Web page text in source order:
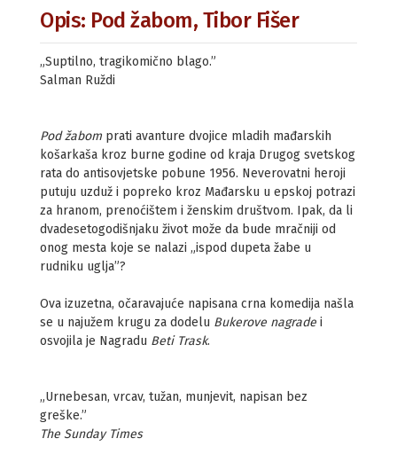
Opis: Pod žabom, Tibor Fišer
„Suptilno, tragikomično blago.”
Salman Ruždi
Pod žabom prati avanture dvojice mladih mađarskih
košarkaša kroz burne godine od kraja Drugog svetskog
rata do antisovjetske pobune 1956. Neverovatni heroji
putuju uzduž i popreko kroz Mađarsku u epskoj potrazi
za hranom, prenoćištem i ženskim društvom. Ipak, da li
dvadesetogodišnjaku život može da bude mračniji od
onog mesta koje se nalazi „ispod dupeta žabe u
rudniku uglja”?
Ova izuzetna, očaravajuće napisana crna komedija našla
se u najužem krugu za dodelu Bukerove nagrade i
osvojila je Nagradu Beti Trask.
„Urnebesan, vrcav, tužan, munjevit, napisan bez
greške.”
The Sunday Times